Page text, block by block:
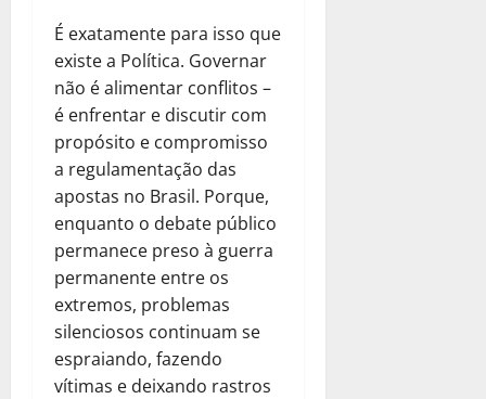
É exatamente para isso que
existe a Política. Governar
não é alimentar conflitos –
é enfrentar e discutir com
propósito e compromisso
a regulamentação das
apostas no Brasil. Porque,
enquanto o debate público
permanece preso à guerra
permanente entre os
extremos, problemas
silenciosos continuam se
espraiando, fazendo
vítimas e deixando rastros